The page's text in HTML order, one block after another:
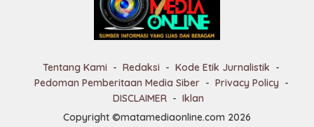
Tentang Kami Redaksi
Kode Etik Jurnalistik
Pedoman Pemberitaan Media Siber
Privacy Policy
DISCLAIMER
Iklan
Copyright ©matamediaonline.com 2026